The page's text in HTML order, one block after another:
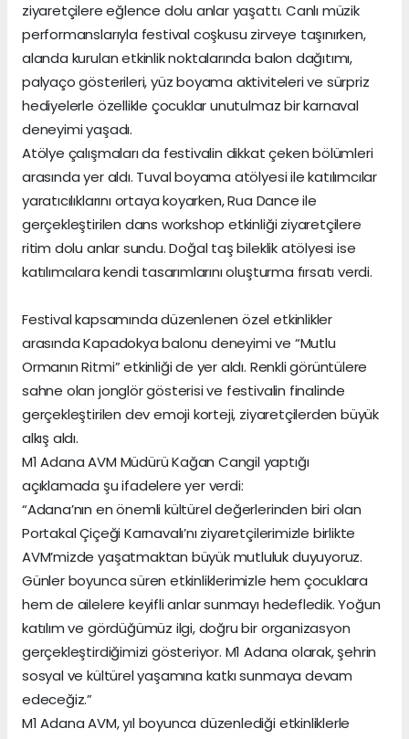
ziyaretçilere eğlence dolu anlar yaşattı. Canlı müzik
performanslarıyla festival coşkusu zirveye taşınırken,
alanda kurulan etkinlik noktalarında balon dağıtımı,
palyaço gösterileri, yüz boyama aktiviteleri ve sürpriz
hediyelerle özellikle çocuklar unutulmaz bir karnaval
deneyimi yaşadı.
Atölye çalışmaları da festivalin dikkat çeken bölümleri
arasında yer aldı. Tuval boyama atölyesi ile katılımcılar
yaratıcılıklarını ortaya koyarken, Rua Dance ile
gerçekleştirilen dans workshop etkinliği ziyaretçilere
ritim dolu anlar sundu. Doğal taş bileklik atölyesi ise
katılımcılara kendi tasarımlarını oluşturma fırsatı verdi.
Festival kapsamında düzenlenen özel etkinlikler
arasında Kapadokya balonu deneyimi ve “Mutlu
Ormanın Ritmi” etkinliği de yer aldı. Renkli görüntülere
sahne olan jonglör gösterisi ve festivalin finalinde
gerçekleştirilen dev emoji korteji, ziyaretçilerden büyük
alkış aldı.
M1 Adana AVM Müdürü Kağan Cangil yaptığı
açıklamada şu ifadelere yer verdi:
“Adana’nın en önemli kültürel değerlerinden biri olan
Portakal Çiçeği Karnavalı’nı ziyaretçilerimizle birlikte
AVM’mizde yaşatmaktan büyük mutluluk duyuyoruz.
Günler boyunca süren etkinliklerimizle hem çocuklara
hem de ailelere keyifli anlar sunmayı hedefledik. Yoğun
katılım ve gördüğümüz ilgi, doğru bir organizasyon
gerçekleştirdiğimizi gösteriyor. M1 Adana olarak, şehrin
sosyal ve kültürel yaşamına katkı sunmaya devam
edeceğiz.”
M1 Adana AVM, yıl boyunca düzenlediği etkinliklerle